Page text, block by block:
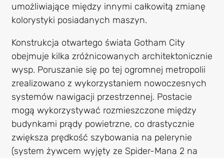
umożliwiające między innymi całkowitą zmianę
kolorystyki posiadanych maszyn.
Konstrukcja otwartego świata Gotham City
obejmuje kilka zróżnicowanych architektonicznie
wysp. Poruszanie się po tej ogromnej metropolii
zrealizowano z wykorzystaniem nowoczesnych
systemów nawigacji przestrzennej. Postacie
mogą wykorzystywać rozmieszczone między
budynkami prądy powietrzne, co drastycznie
zwiększa prędkość szybowania na pelerynie
(system żywcem wyjęty ze Spider-Mana 2 na